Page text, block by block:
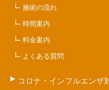
施術の流れ
時間案内
料金案内
よくある質問
コロナ・インフルエンザ